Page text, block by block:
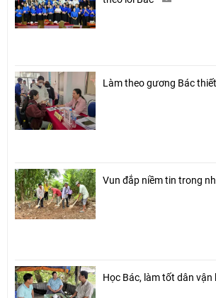
Làm theo gương Bác
Vun đắp niềm tin trong
Học Bác, làm tốt dân vận